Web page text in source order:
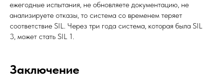
ежегодные испытания, не обновляете документацию, не
анализируете отказы, то система со временем теряет
соответствие SIL. Через три года система, которая была SIL
3, может стать SIL 1.
Заключение